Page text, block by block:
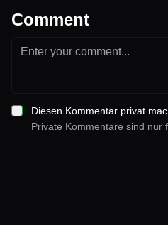
Comment
Diesen Kommentar privat
Private Kommentare sind nur